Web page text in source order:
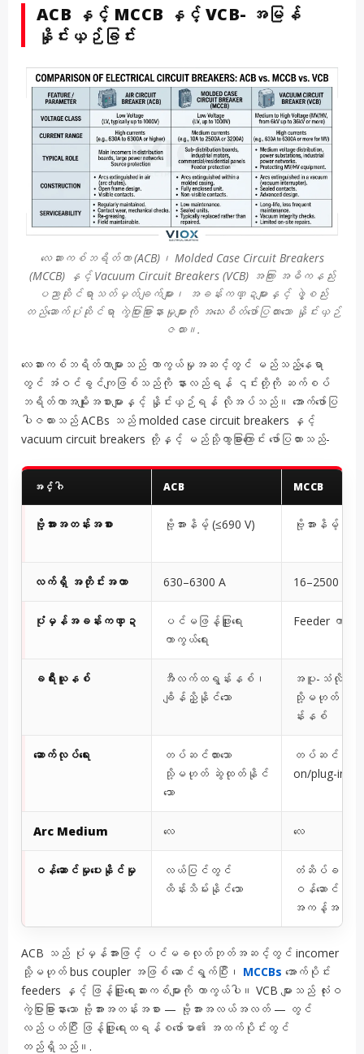
ACB နှင့် MCCB နှင့် VCB- အမြန်
နှိုင်းယှဉ်ခြင်း
လေဆားကစ်ဘရိတ်ကာ (ACB)၊ Molded Case Circuit Breakers
(MCCB) နှင့် Vacuum Circuit Breakers (VCB) အကြား အဓိကနည်း
ပညာဆိုင်ရာသတ်မှတ်ချက်များ၊ အခန်းကဏ္ဍများနှင့် ဖွဲ့စည်း
တည်ဆောက်ပုံဆိုင်ရာ ကွဲပြားခြားနားမှုများကို အသေးစိတ်ဖော်ပြထားသော နှိုင်းယှဉ်
ဇယား။.
လေဆားကစ်ဘရိတ်ကာများသည် ကာကွယ်မှုအဆင့်တွင် မည်သည့်နေရာ
တွင် အံဝင်ခွင်ကျဖြစ်သည်ကို နားလည်ရန် ၎င်းတို့ကို ဆက်စပ်
ဘရိတ်ကာအမျိုးအစားများနှင့် နှိုင်းယှဉ်ရန် လိုအပ်သည်။ အောက်ဖော်ပြ
ပါဇယားသည် ACBs သည် molded case circuit breakers နှင့်
vacuum circuit breakers တို့နှင့် မည်သို့ကွာခြားကြောင်း ဖော်ပြထားသည်-
အင်္ဂါ ACB MCCB
ဗို့အားအတန်းအစား ဗို့အားနိမ့် (≤690 V) ဗို့အားနိမ့်
လက်ရှိ အတိုင်းအတာ 630–6300 A 16–2500 A
ပုံမှန်အခန်းကဏ္ဍ
ပင်မဖြန့်ဖြူးရေး
ကာကွယ်ရေး
Feeder ကာ
ခရီးယူနစ်
အီလက်ထရွန်းနစ်၊
ချိန်ညှိနိုင်သော
အပူ-သံလိုက်
သို့မဟုတ် အီ
န်းနစ်
ဆောက်လုပ်ရေး
တပ်ဆင်ထားသော
သို့မဟုတ် ဆွဲထုတ်နိုင်
သော
တပ်ဆင်ထားသေ
on/plug-in)
Arc Medium လေ လေ
ဝန်ဆောင်မှုပေးနိုင်မှု
လယ်ပြင်တွင်
ထိန်းသိမ်းနိုင်သော
တံဆိပ်ခတ်ထား
ဝန်ဆောင်မှု
အကန့်အသတ်ရှိ
ACB သည် ပုံမှန်အားဖြင့် ပင်မခလုတ်ဘုတ်အဆင့်တွင် incomer
သို့မဟုတ် bus coupler အဖြစ် ဆောင်ရွက်ပြီး၊ MCCBs အောက်ပိုင်း
feeders နှင့် ဖြန့်ဖြူးရေးဆားကစ်များကို ကာကွယ်ပါ။ VCB များသည် လုံးဝ
ကွဲပြားခြားနားသော ဗို့အားအတန်းအစား — ဗို့အားအလယ်အလတ် — တွင်
လည်ပတ်ပြီး ဖြန့်ဖြူးရေးထရန်စဖော်မာ၏ အထက်ပိုင်းတွင်
တည်ရှိသည်။.